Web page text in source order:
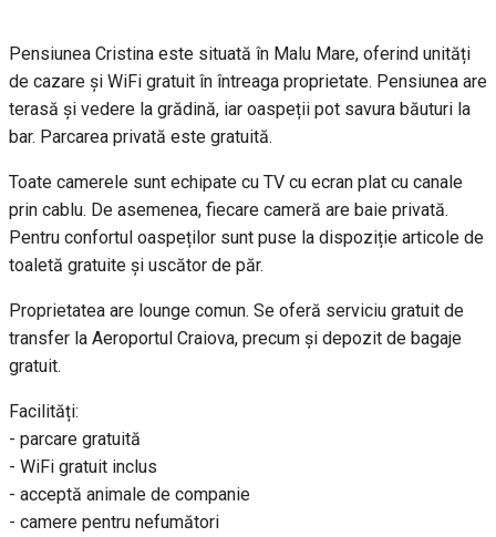
Pensiunea Cristina este situată în Malu Mare, oferind unități
de cazare și WiFi gratuit în întreaga proprietate. Pensiunea are
terasă și vedere la grădină, iar oaspeții pot savura băuturi la
bar. Parcarea privată este gratuită.
Toate camerele sunt echipate cu TV cu ecran plat cu canale
prin cablu. De asemenea, fiecare cameră are baie privată.
Pentru confortul oaspeților sunt puse la dispoziție articole de
toaletă gratuite și uscător de păr.
Proprietatea are lounge comun. Se oferă serviciu gratuit de
transfer la Aeroportul Craiova, precum şi depozit de bagaje
gratuit.
Facilități:
- parcare gratuită
- WiFi gratuit inclus
- acceptă animale de companie
- camere pentru nefumători